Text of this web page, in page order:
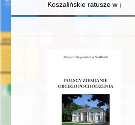
Koszalińskie ratusze w